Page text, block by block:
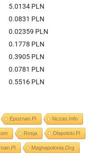
5.0134 PLN
0.0831 PLN
0.02359 PLN
0.1778 PLN
0.3905 PLN
0.0781 PLN
0.5516 PLN
Epoznan.pl Nczas.info
Rosja Dlapolski.pl
Magnapolonia.org